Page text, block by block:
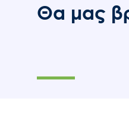
Θα μας